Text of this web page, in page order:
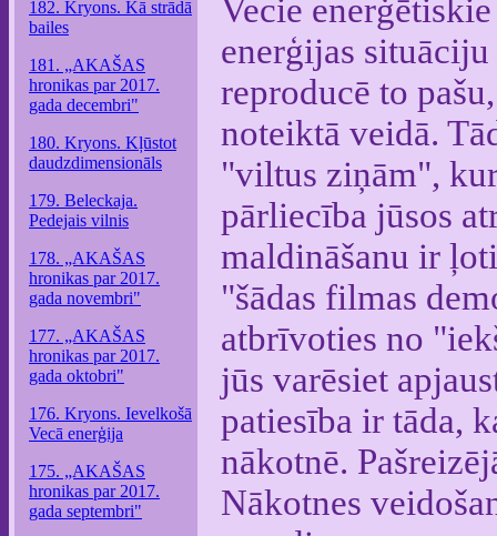
182. Kryons. Kā strādā
bailes
181. „AKAŠAS
hronikas par 2017.
gada decembri"
180. Kryons. Kļūstot
daudzdimensionāls
179. Beleckaja.
Pedejais vilnis
178. „AKAŠAS
hronikas par 2017.
gada novembri"
177. „AKAŠAS
hronikas par 2017.
gada oktobri"
176. Kryons. Ievelkošā
Vecā enerģija
175. „AKAŠAS
hronikas par 2017.
gada septembri"
Vecie
enerģijas
reproducē to
noteiktā veidā.
"viltus ziņām",
pārliecība jūsos
maldināšanu ir
"šādas filmas
atbrīvoties no
jūs varēsiet
patiesība ir tāda,
nākotnē.
Nākotnes